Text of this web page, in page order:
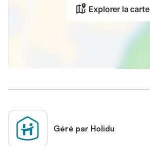
Explorer la carte
Géré par Holidu